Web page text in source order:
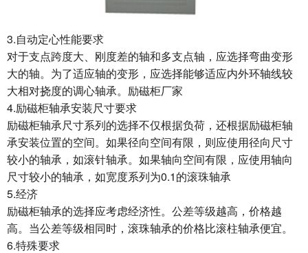
3.自动定心性能要求
对于支点跨度大、刚度差的轴和多支点轴，应选择弯曲变形
大的轴。为了适应轴的变形，应选择能够适应内外环轴线较
大相对挠度的调心轴承。励磁柜厂家
4.励磁柜轴承安装尺寸要求
励磁柜轴承尺寸系列的选择不仅根据负荷，还根据励磁柜轴
承安装位置的空间。如果径向空间有限，则应使用径向尺寸
较小的轴承，如滚针轴承。如果轴向空间有限，应使用轴向
尺寸较小的轴承，如宽度系列为0.1的滚珠轴承
5.经济
励磁柜轴承的选择应考虑经济性。公差等级越高，价格越
高。当公差等级相同时，滚珠轴承的价格比滚柱轴承便宜。
6.特殊要求